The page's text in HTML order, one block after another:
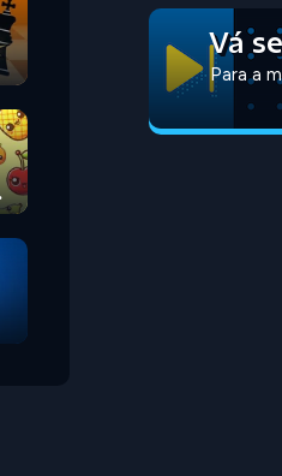
Vá
Para a